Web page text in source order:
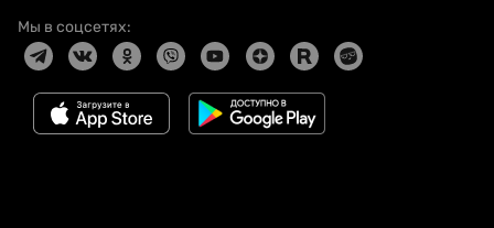
Мы в соцсетях: